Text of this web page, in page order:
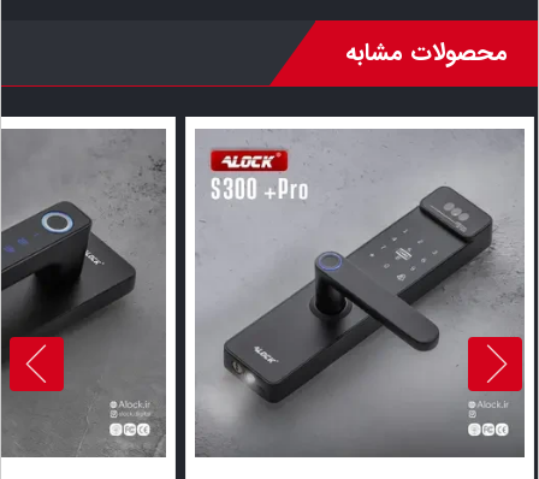
محصولات مشابه